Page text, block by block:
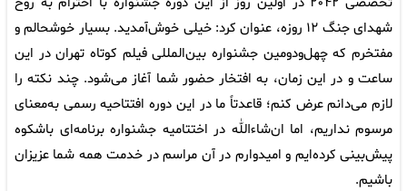
شهدای جنگ ۱۲ روزه، عنوان کرد: خیلی خوش‌آمدید. بسیار خوشحالم و
مفتخرم که چهل‌ودومین جشنواره بین‌المللی فیلم کوتاه تهران در این
ساعت و در این زمان، به افتخار حضور شما آغاز می‌شود. چند نکته را
لازم می‌دانم عرض کنم؛ قاعدتاً ما در این دوره افتتاحیه رسمی به‌معنای
مرسوم نداریم، اما ان‌شاءالله در اختتامیه جشنواره برنامه‌ای باشکوه
پیش‌بینی کرده‌ایم و امیدوارم در آن مراسم در خدمت همه شما عزیزان
باشیم.